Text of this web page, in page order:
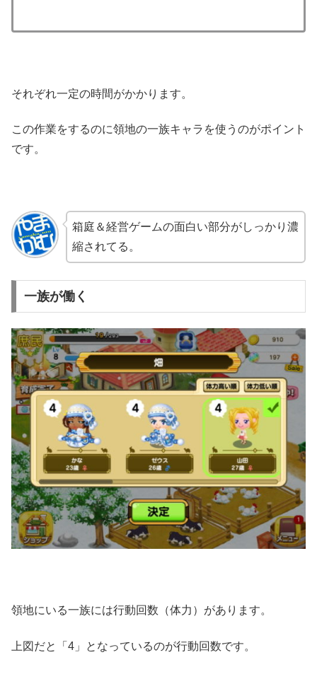
それぞれ一定の時間がかかります。
この作業をするのに領地の一族キャラを使うのがポイント
です。
箱庭＆経営ゲームの面白い部分がしっかり濃
縮されてる。
一族が働く
領地にいる一族には行動回数（体力）があります。
上図だと「4」となっているのが行動回数です。